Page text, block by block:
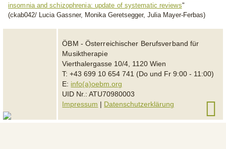
insomnia and schizophrenia: update of systematic reviews"
(ckab042/ Lucia Gassner, Monika Geretsegger, Julia Mayer-Ferbas)
ÖBM - Österreichischer Berufsverband für
Musiktherapie
Vierthalergasse 10/4, 1120 Wien
T: +43 699 10 654 741 (Do und Fr 9:00 - 11:00)
E: info(a)oebm.org
UID Nr.: ATU70980003
Impressum
Datenschutzerklärung